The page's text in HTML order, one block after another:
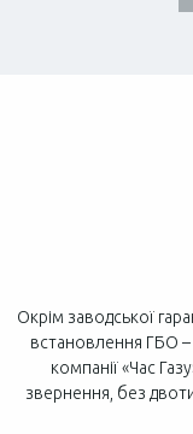
Окрім заводської
встановлення ГБО –
компанії «Час
звернення, без